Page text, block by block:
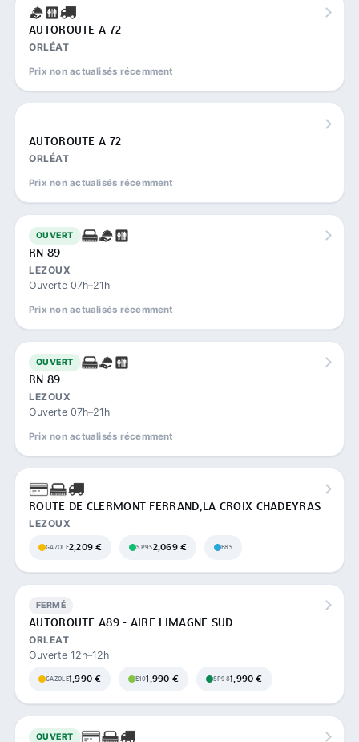
AUTOROUTE A 72
ORLÉAT
Prix non actualisés récemment
AUTOROUTE A 72
ORLÉAT
Prix non actualisés récemment
OUVERT
RN 89
LEZOUX
Ouverte 07h–21h
Prix non actualisés récemment
OUVERT
RN 89
LEZOUX
Ouverte 07h–21h
Prix non actualisés récemment
ROUTE DE CLERMONT FERRAND,LA CROIX CHADEYRAS
LEZOUX
GAZOLE2,209 € SP952,069 € E85
FERMÉ
AUTOROUTE A89 - AIRE LIMAGNE SUD
ORLEAT
Ouverte 12h–12h
GAZOLE1,990 € E101,990 € SP981,990 €
OUVERT